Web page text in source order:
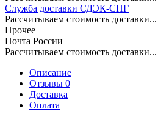
Служба доставки СДЭК-СНГ
Рассчитываем стоимость доставки...
Прочее
Почта России
Рассчитываем стоимость доставки...
Описание
Отзывы 0
Доставка
Оплата